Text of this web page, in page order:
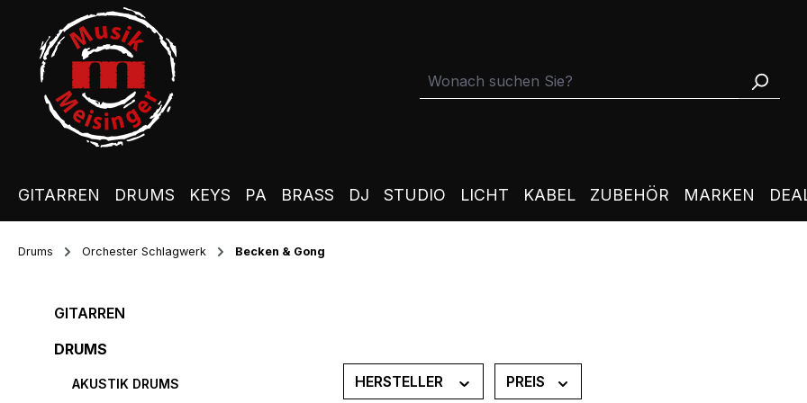
Hauptinhalt springen
Zur Suche springen
Zur Hauptnavigation springen
GITARREN DRUMS KEYS PA BRASS DJ STUDIO LICHT KABEL ZUBEHÖR MARKEN
Drums Orchester Schlagwerk Becken & Gong
GITARREN
DRUMS
AKUSTIK DRUMS HERSTELLER PREIS